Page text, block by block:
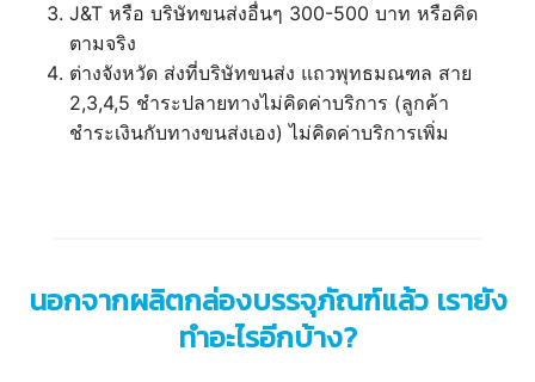
J&T หรือ บริษัทขนส่งอื่นๆ 300-500 บาท หรือคิด
ตามจริง
ต่างจังหวัด ส่งที่บริษัทขนส่ง แถวพุทธมณฑล สาย
2,3,4,5 ชำระปลายทางไม่คิดค่าบริการ (ลูกค้า
ชำระเงินกับทางขนส่งเอง) ไม่คิดค่าบริการเพิ่ม
นอกจากผลิตกล่องบรรจุภัณฑ์แล้ว เรายัง
ทำอะไรอีกบ้าง?